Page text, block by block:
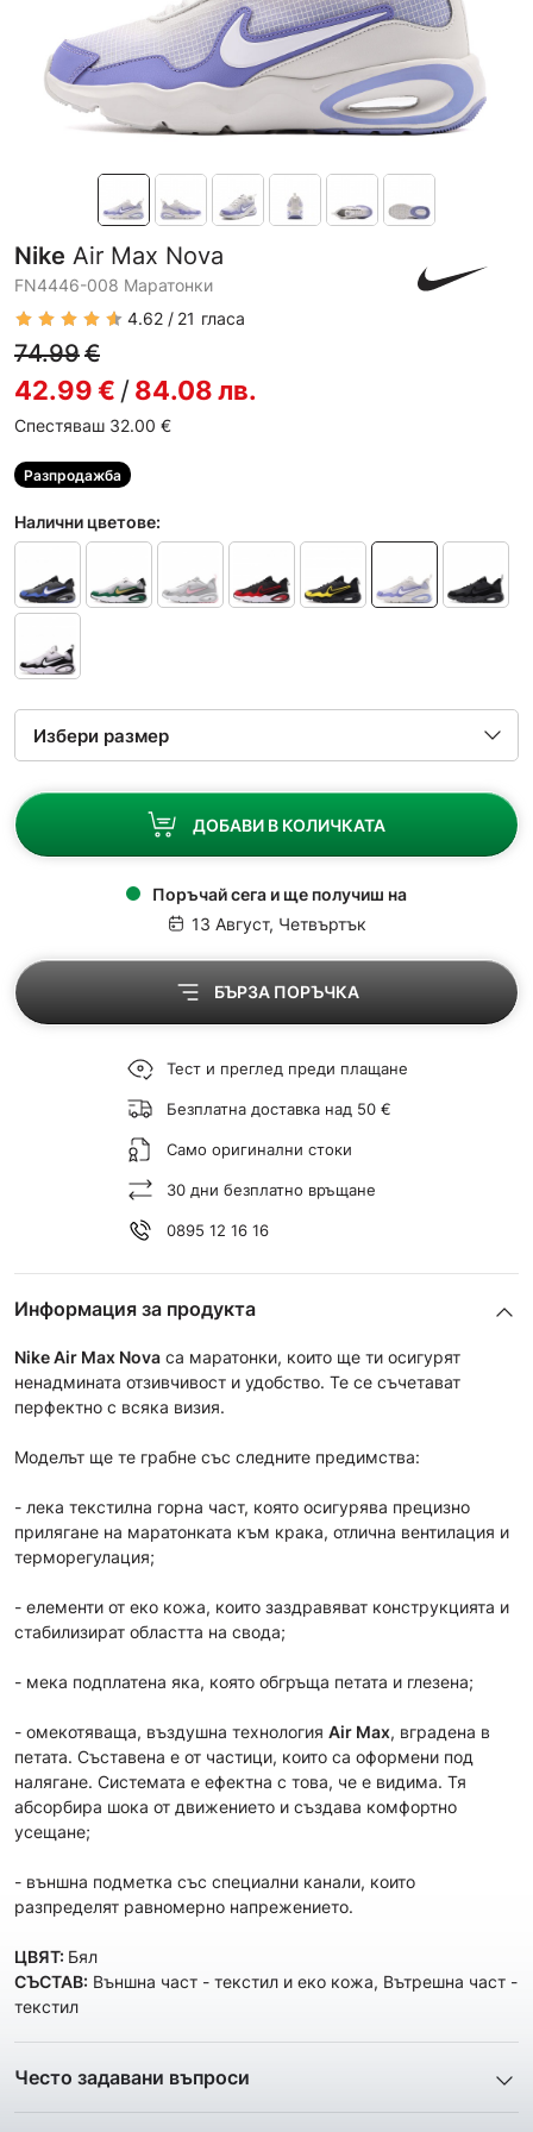
Nike Air Max Nova
FN4446-008 Маратонки
4.62
21 гласа
74.99€
42.99€ /84.08лв.
Спестяваш 32.00 €
Разпродажба
Налични цветове:
ДОБАВИ В КОЛИЧКАТА
Поръчай сега и ще получиш на
13 Август, Четвъртък
БЪРЗА ПОРЪЧКА
Тест и преглед преди плащане
Безплатна доставка над 50 €
Само оригинални стоки
30 дни безплатно връщане
0895 12 16 16
Информация за продукта
Nike Air Max Nova са маратонки, които ще ти осигурят
ненадмината отзивчивост и удобство. Те се съчетават
перфектно с всяка визия.
Моделът ще те грабне със следните предимства:
- лекa текстилна горна част, която осигурява прецизно
прилягане на маратонката към крака, отлична вентилация и
терморегулация;
- елементи от еко кожа, които заздравяват конструкцията и
стабилизират областта на свода;
- мека подплатена яка, която обгръща петата и глезена;
- омекотяваща, въздушна технология Air Max, вградена в
петата. Съставена е от частици, които са оформени под
налягане. Системата е ефектна с това, че е видима. Тя
абсорбира шока от движението и създава комфортно
усещане;
- външна подметка със специални канали, които
разпределят равномерно напрежението.
ЦВЯТ: Бял
СЪСТАВ: Външна част - текстил и еко кожа, Вътрешна част -
текстил
Често задавани въпроси